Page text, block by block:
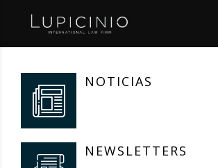
NOTICIAS
NEWSLETTERS